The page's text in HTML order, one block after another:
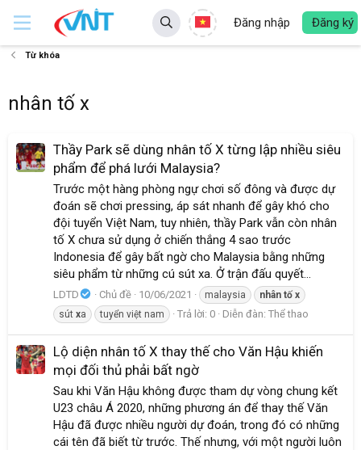
Đăng nhập Đăng ký
Từ khóa
nhân tố x
Thầy Park sẽ dùng nhân tố X từng lập nhiều siêu
phẩm để phá lưới Malaysia?
Trước một hàng phòng ngự chơi số đông và được dự
đoán sẽ chơi pressing, áp sát nhanh để gây khó cho
đội tuyển Việt Nam, tuy nhiên, thầy Park vẫn còn nhân
tố X chưa sử dụng ở chiến thắng 4 sao trước
Indonesia để gây bất ngờ cho Malaysia bằng những
siêu phẩm từ những cú sút xa. Ở trận đấu quyết...
LDTD Chủ đề 10/06/2021 malaysia nhân tố x
sút xa tuyển việt nam Trả lời: 0 Diễn đàn: Thể thao
Lộ diện nhân tố X thay thế cho Văn Hậu khiến
mọi đối thủ phải bất ngờ
Sau khi Văn Hậu không được tham dự vòng chung kết
U23 châu Á 2020, những phương án để thay thế Văn
Hậu đã được nhiều người dự đoán, trong đó có những
cái tên đã biết từ trước. Thế nhưng, với một người luôn